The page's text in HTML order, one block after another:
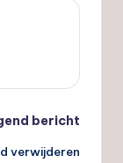
bericht
verwijderen